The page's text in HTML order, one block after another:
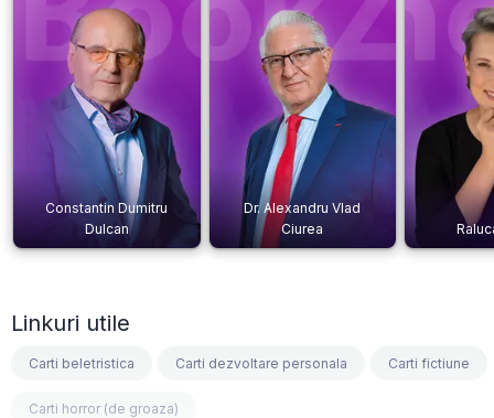
Constantin Dumitru
Dulcan
Dr. Alexandru Vlad
Ciurea
Linkuri utile
Carti beletristica Carti dezvoltare personala Carti fictiune
Carti horror (de groaza)